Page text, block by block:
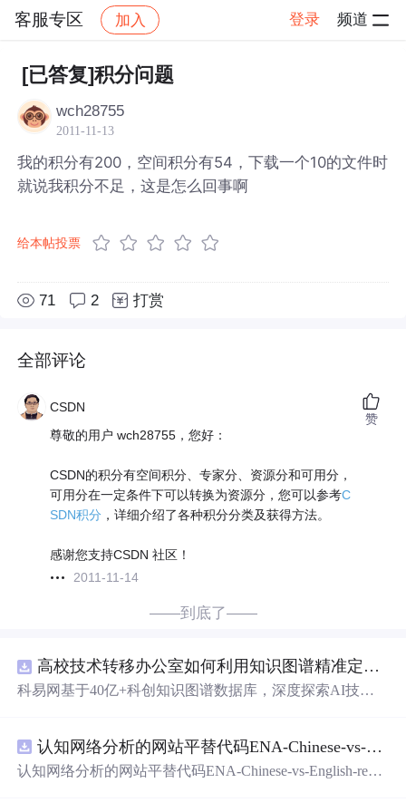
客服专区 加入 登录 频道
社区 客服专区 帖子详情
[已答复]积分问题
wch28755
2011-11-13
我的积分有200，空间积分有54，下载一个10的文件时
就说我积分不足，这是怎么回事啊
给本帖投票
71 2 打赏
全部评论
CSDN
尊敬的用户 wch28755，您好：
CSDN的积分有空间积分、专家分、资源分和可用分，
可用分在一定条件下可以转换为资源分，您可以参考C
SDN积分 ，详细介绍了各种积分分类及获得方法。
感谢您支持CSDN 社区！
2011-11-14
赞
——到底了——
高校技术转移办公室如何利用知识图谱精准定位产业需求与技术适配点？.docx
科易网基于40亿+科创知识图谱数据库，深度探索AI技术
新领域的AI+数智化解决方案，推动科技创新与产业创新
智能化发展。
认知网络分析的网站平替代码ENA-Chinese-vs-English-reproducible.zip
认知网络分析的网站平替代码ENA-Chinese-vs-English-repro